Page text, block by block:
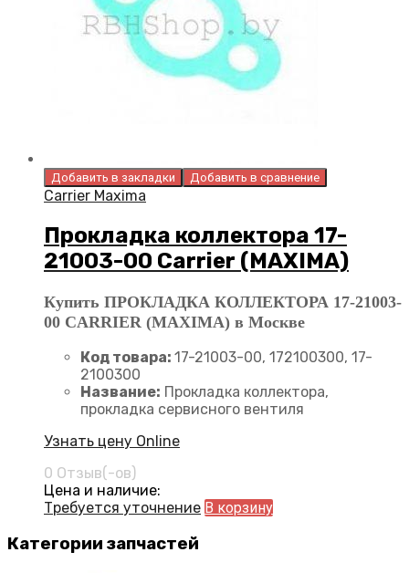
Добавить в закладки Добавить в сравнение
Carrier Maxima
Прокладка коллектора 17-
21003-00 Carrier (MAXIMA)
Купить ПРОКЛАДКА КОЛЛЕКТОРА 17-21003-
00 CARRIER (MAXIMA) в Москве
Код товара: 17-21003-00, 172100300, 17-
2100300
Название: Прокладка коллектора,
прокладка сервисного вентиля
Узнать цену Online
0 Отзыв(-ов)
Цена и наличие:
Требуется уточнение В корзину
Категории запчастей